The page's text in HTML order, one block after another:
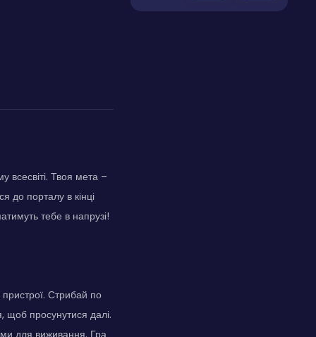
всесвіті. Твоя мета –
до порталу в кінці
тебе в напрузі!
Стрибай по
щоб просунутися далі.
для виживання. Гра